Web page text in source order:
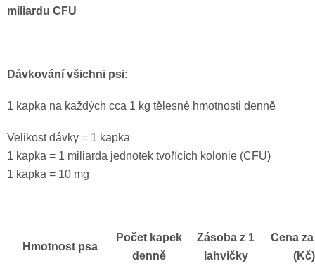
miliardu CFU
Dávkování všichni psi:
1 kapka na každých cca 1 kg tělesné hmotnosti denně
Velikost dávky = 1 kapka
1 kapka = 1 miliarda jednotek tvořících kolonie (CFU)
1 kapka = 10 mg
Hmotnost psa
Počet kapek
denně
Zásoba z 1
lahvičky
Cena
(Kč)